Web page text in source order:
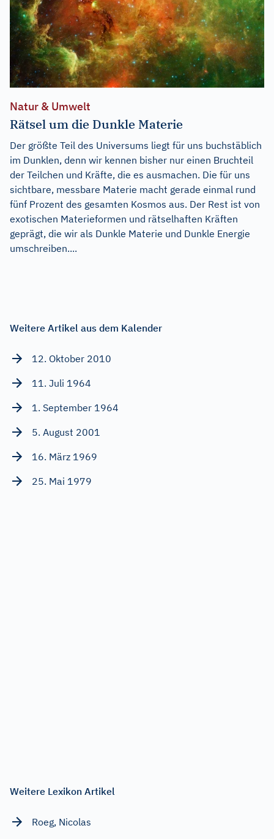
Natur & Umwelt
Rätsel um die Dunkle Materie
Der größte Teil des Universums liegt für uns buchstäblich
im Dunklen, denn wir kennen bisher nur einen Bruchteil
der Teilchen und Kräfte, die es ausmachen. Die für uns
sichtbare, messbare Materie macht gerade einmal rund
fünf Prozent des gesamten Kosmos aus. Der Rest ist von
exotischen Materieformen und rätselhaften Kräften
geprägt, die wir als Dunkle Materie und Dunkle Energie
umschreiben....
Weitere Artikel aus dem Kalender
12. Oktober 2010
11. Juli 1964
1. September 1964
5. August 2001
16. März 1969
25. Mai 1979
Weitere Lexikon Artikel
Roeg, Nicolas